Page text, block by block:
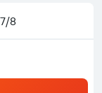
8